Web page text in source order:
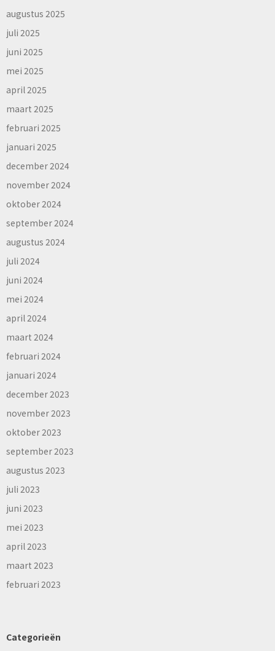
augustus 2025
juli 2025
juni 2025
mei 2025
april 2025
maart 2025
februari 2025
januari 2025
december 2024
november 2024
oktober 2024
september 2024
augustus 2024
juli 2024
juni 2024
mei 2024
april 2024
maart 2024
februari 2024
januari 2024
december 2023
november 2023
oktober 2023
september 2023
augustus 2023
juli 2023
juni 2023
mei 2023
april 2023
maart 2023
februari 2023
Categorieën